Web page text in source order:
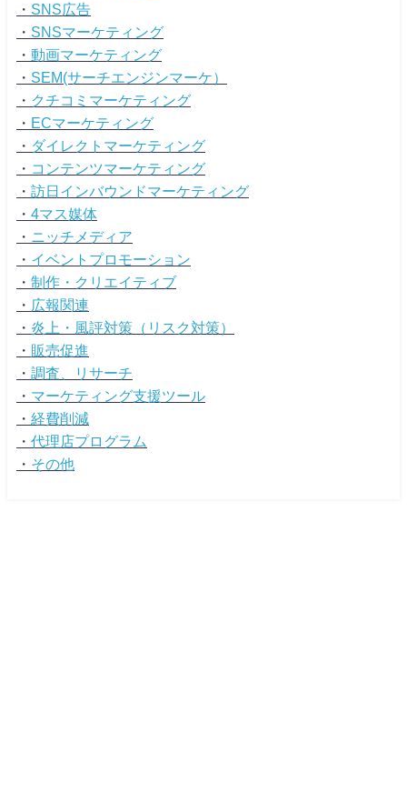
・ SNS広告
・ SNSマーケティング
・ 動画マーケティング
・ SEM(サーチエンジンマーケ）
・ クチコミマーケティング
・ ECマーケティング
・ ダイレクトマーケティング
・ コンテンツマーケティング
・ 訪日インバウンドマーケティング
・ 4マス媒体
・ ニッチメディア
・ イベントプロモーション
・ 制作・クリエイティブ
・ 広報関連
・ 炎上・風評対策（リスク対策）
・ 販売促進
・ 調査、リサーチ
・ マーケティング支援ツール
・ 経費削減
・ 代理店プログラム
・ その他